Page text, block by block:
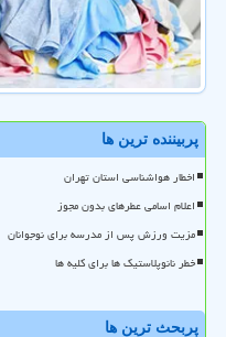
پربیننده ترین ها
اخطار هواشناسی استان تهران
اعلام اسامی عطرهای بدون مجوز
مزیت ورزش پس از مدرسه برای نوجوانان
خطر نانوپلاستیک ها برای کلیه ها
پربحث ترین ها